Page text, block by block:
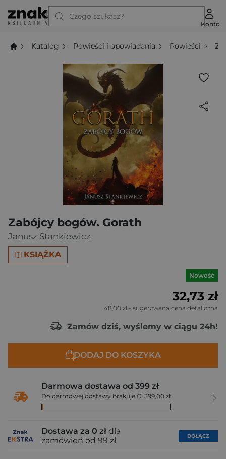
Czego szukasz?
Konto
Katalog Powieści i opowiadania Powieści
Zabójcy bogów. Gorath
Janusz Stankiewicz
KSIĄŻKA
Nowość
32,73 zł
48,00 zł - sugerowana cena detaliczna
Zamów dziś, wyślemy w ciągu 24h!
DODAJ DO KOSZYKA
Darmowa dostawa od 399 zł
Do darmowej dostawy brakuje Ci 399,00 zł
Dostawa za 0 zł dla
zamówień od 99 zł
DOŁĄCZ